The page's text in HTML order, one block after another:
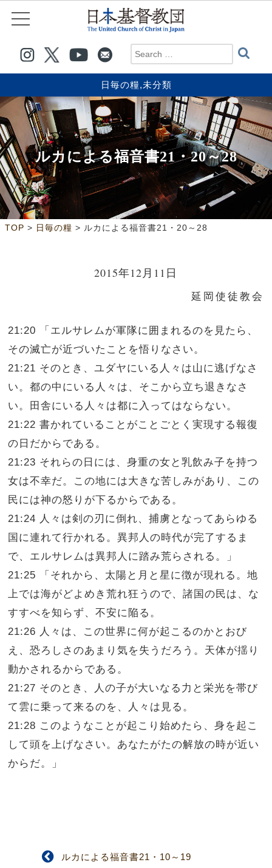
日毎の糧,未分類
ルカによる福音書21・20～28
TOP > 日毎の糧 > ルカによる福音書21・20～28
2015年12月11日
延岡使徒教会
21:20 「エルサレムが軍隊に囲まれるのを見たら、
その滅亡が近づいたことを悟りなさい。
21:21 そのとき、ユダヤにいる人々は山に逃げなさ
い。都の中にいる人々は、そこから立ち退きなさ
い。田舎にいる人々は都に入ってはならない。
21:22 書かれていることがことごとく実現する報復
の日だからである。
21:23 それらの日には、身重の女と乳飲み子を持つ
女は不幸だ。この地には大きな苦しみがあり、この
民には神の怒りが下るからである。
21:24 人々は剣の刃に倒れ、捕虜となってあらゆる
国に連れて行かれる。異邦人の時代が完了するま
で、エルサレムは異邦人に踏み荒らされる。」
21:25 「それから、太陽と月と星に徴が現れる。地
上では海がどよめき荒れ狂うので、諸国の民は、な
すすべを知らず、不安に陥る。
21:26 人々は、この世界に何が起こるのかとおび
え、恐ろしさのあまり気を失うだろう。天体が揺り
動かされるからである。
21:27 そのとき、人の子が大いなる力と栄光を帯び
て雲に乗って来るのを、人々は見る。
21:28 このようなことが起こり始めたら、身を起こ
して頭を上げなさい。あなたがたの解放の時が近い
からだ。」
ルカによる福音書21・10～19